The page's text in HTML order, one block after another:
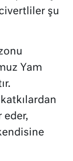
şu
Yam
eder,